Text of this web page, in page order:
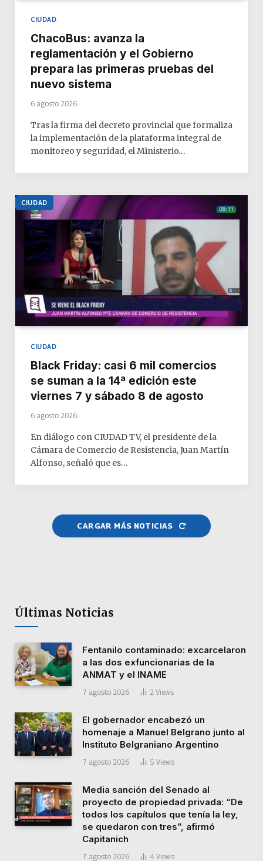
CIUDAD
ChacoBus: avanza la
reglamentación y el Gobierno
prepara las primeras pruebas del
nuevo sistema
6 agosto 2026
Tras la firma del decreto provincial que formaliza
la implementación de la plataforma integral de
monitoreo y seguridad, el Ministerio…
CIUDAD
CIUDAD
Black Friday: casi 6 mil comercios
se suman a la 14ª edición este
viernes 7 y sábado 8 de agosto
6 agosto 2026
En diálogo con CIUDAD TV, el presidente de la
Cámara de Comercio de Resistencia, Juan Martín
Alfonso, señaló que es…
CARGAR MÁS NOTICIAS
Últimas Noticias
Fentanilo contaminado: excarcelaron
a las dos exfuncionarias de la
ANMAT y el INAME
7 agosto 2026 2 Views
El gobernador encabezó un
homenaje a Manuel Belgrano junto al
Instituto Belgraniano Argentino
7 agosto 2026 5 Views
Media sanción del Senado al
proyecto de propiedad privada: “De
todos los capítulos que tenía la ley,
se quedaron con tres”, afirmó
Capitanich
7 agosto 2026 4 Views